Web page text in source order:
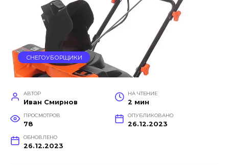
СНЕГОУБОРЩИКИ
АВТОР
Иван Смирнов
НА ЧТЕНИЕ
2 мин
ПРОСМОТРОВ
78
ОПУБЛИКОВАНО
26.12.2023
ОБНОВЛЕНО
26.12.2023